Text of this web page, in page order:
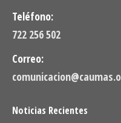
Teléfono:
722 256 502
Correo:
Noticias Recientes